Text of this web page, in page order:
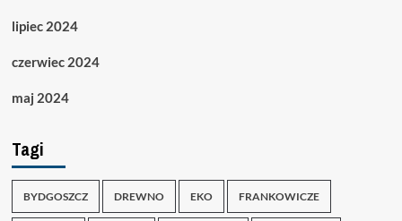
lipiec 2024
czerwiec 2024
maj 2024
Tagi
BYDGOSZCZ DREWNO EKO FRANKOWICZE